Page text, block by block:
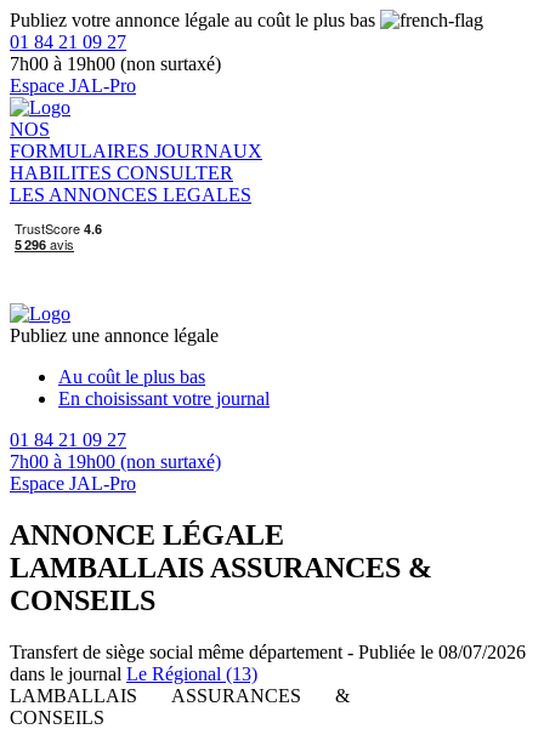
Publiez votre annonce légale au coût le plus bas
01 84 21 09 27
7h00 à 19h00 (non surtaxé)
Espace JAL-Pro
NOS
FORMULAIRES JOURNAUX
HABILITES CONSULTER
LES ANNONCES LEGALES
Publiez une annonce légale
Au coût le plus bas
En choisissant votre journal
01 84 21 09 27
7h00 à 19h00 (non surtaxé)
Espace JAL-Pro
ANNONCE LÉGALE
LAMBALLAIS ASSURANCES &
CONSEILS
Transfert de siège social même département - Publiée le 08/07/2026
dans le journal Le Régional (13)
LAMBALLAIS ASSURANCES &
CONSEILS